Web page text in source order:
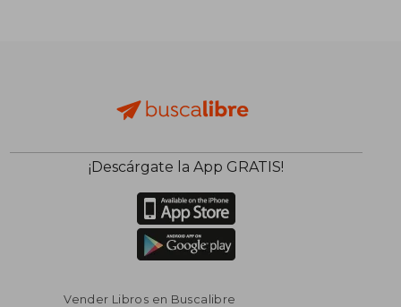
¡Descárgate la App GRATIS!
Vender Libros en Buscalibre